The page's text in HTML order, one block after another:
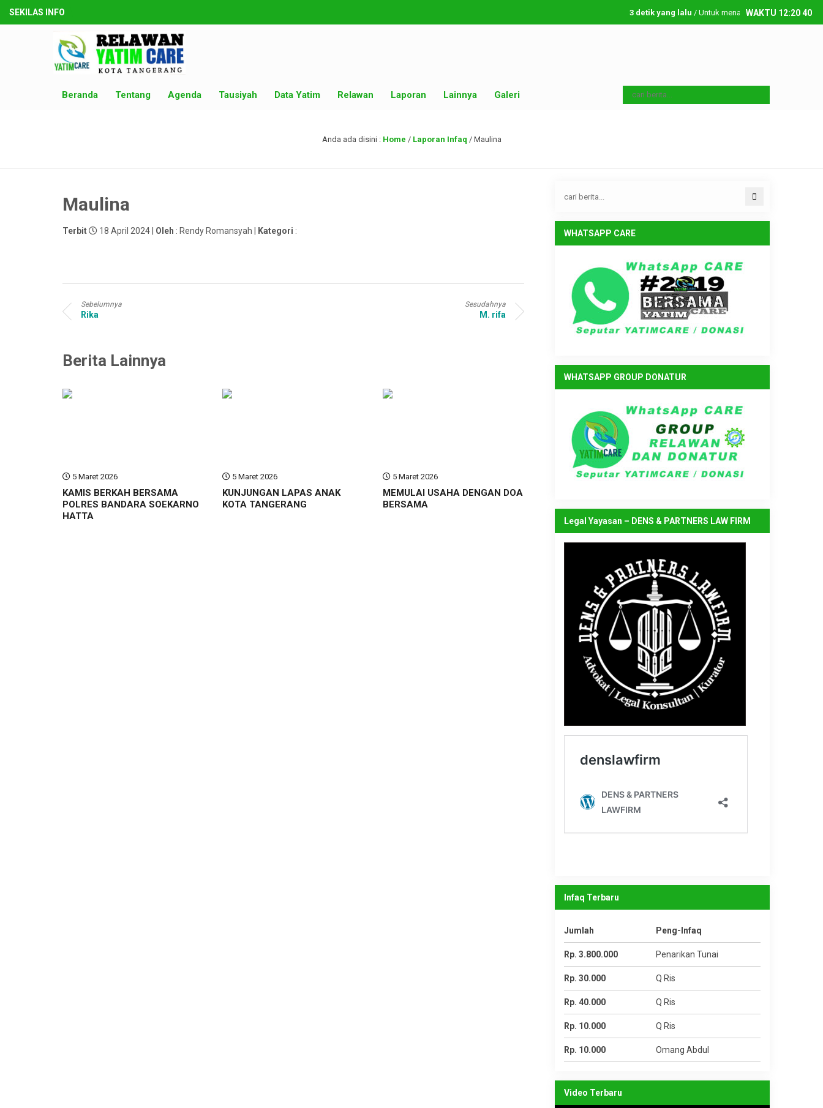
SEKILAS INFO 3 detik yang lalu/ Untuk menambahkan running text
WAKTU 12:2041
Beranda Tentang Agenda Tausiyah Data Yatim Relawan Laporan Lainnya Galeri
Anda ada disini : Home / Laporan Infaq / Maulina
Maulina
Terbit 18 April 2024 | Oleh : Rendy Romansyah | Kategori :
Sebelumnya
Rika
Sesudahnya
M. rifa
Berita Lainnya
5 Maret 2026
KAMIS BERKAH BERSAMA
POLRES BANDARA SOEKARNO
HATTA
5 Maret 2026
KUNJUNGAN LAPAS ANAK
KOTA TANGERANG
5 Maret 2026
MEMULAI USAHA DENGAN DOA
BERSAMA
WHATSAPP CARE
WHATSAPP GROUP DONATUR
Legal Yayasan – DENS & PARTNERS LAW FIRM
Infaq Terbaru
Jumlah Peng-Infaq
Rp. 3.800.000 Penarikan Tunai
Rp. 30.000 Q Ris
Rp. 40.000 Q Ris
Rp. 10.000 Q Ris
Rp. 10.000 Omang Abdul
Video Terbaru